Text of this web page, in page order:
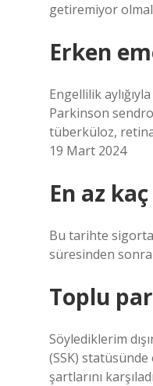
getiremiyor
Erken
Engellilik
Parkinson
tüberküloz,
19 Mart 2024
En az
Bu tarihte
süresinden
Toplu
Söylediklerim
(SSK)
şartlarını